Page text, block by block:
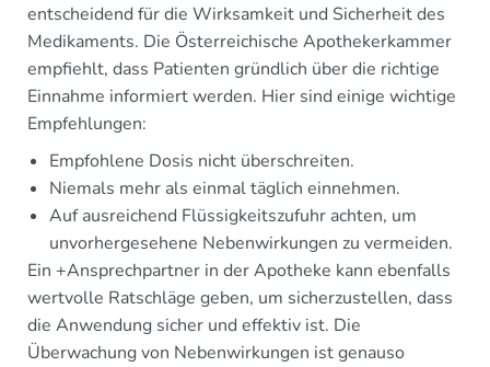
entscheidend für die Wirksamkeit und Sicherheit des
Medikaments. Die Österreichische Apothekerkammer
empfiehlt, dass Patienten gründlich über die richtige
Einnahme informiert werden. Hier sind einige wichtige
Empfehlungen:
Empfohlene Dosis nicht überschreiten.
Niemals mehr als einmal täglich einnehmen.
Auf ausreichend Flüssigkeitszufuhr achten, um
unvorhergesehene Nebenwirkungen zu vermeiden.
Ein +Ansprechpartner in der Apotheke kann ebenfalls
wertvolle Ratschläge geben, um sicherzustellen, dass
die Anwendung sicher und effektiv ist. Die
Überwachung von Nebenwirkungen ist genauso